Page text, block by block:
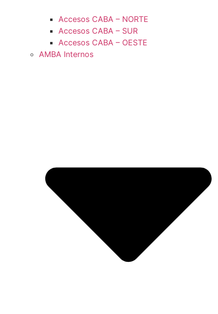
Accesos CABA – NORTE
Accesos CABA – SUR
Accesos CABA – OESTE
AMBA Internos